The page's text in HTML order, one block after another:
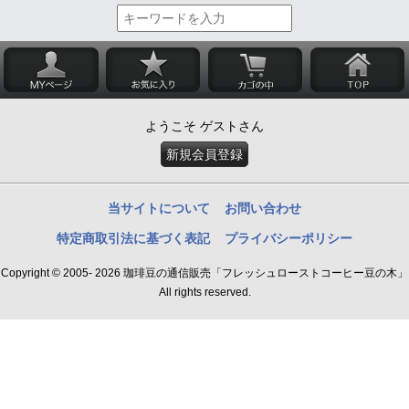
ようこそ ゲストさん
新規会員登録
当サイトについて お問い合わせ
特定商取引法に基づく表記 プライバシーポリシー
Copyright © 2005- 2026 珈琲豆の通信販売「フレッシュローストコーヒー豆の木」
All rights reserved.